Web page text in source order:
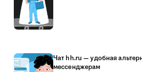
Чат hh.ru — удобная
мессенджерам